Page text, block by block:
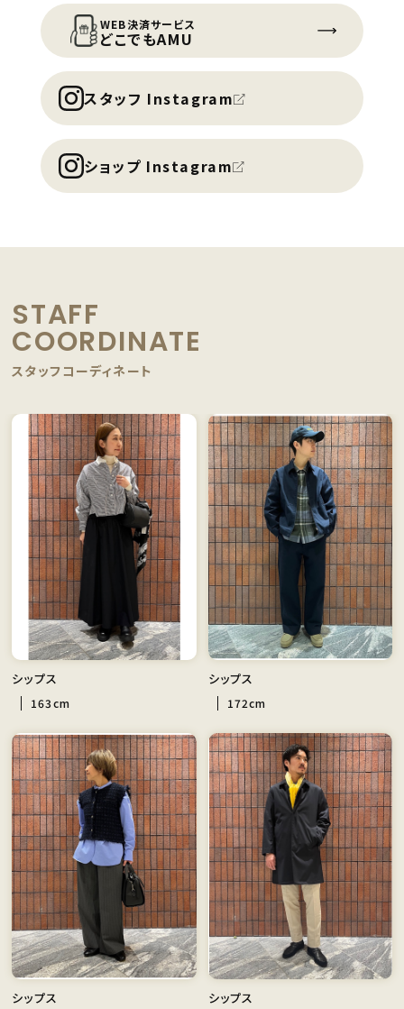
WEB決済サービス
どこでもAMU
スタッフ Instagram
ショップ Instagram
STAFF
COORDINATE
スタッフコーディネート
シップス
163cm
シップス
172cm
シップス シップス